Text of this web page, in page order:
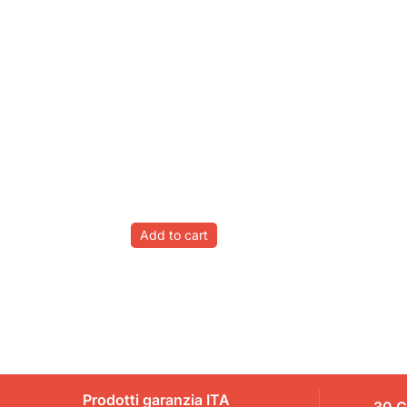
Add to cart
Prodotti garanzia ITA